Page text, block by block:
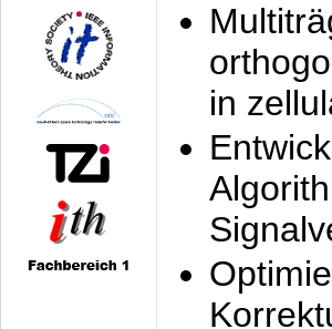
in